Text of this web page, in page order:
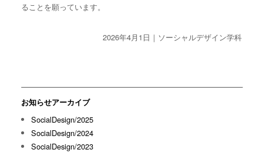
ることを願っています。
2026年4月1日｜ソーシャルデザイン学科
お知らせアーカイブ
SocialDesign/2025
SocialDesign/2024
SocialDesign/2023